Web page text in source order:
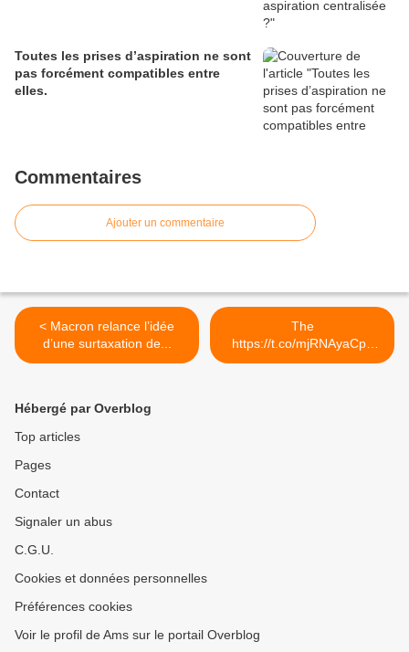
Toutes les prises d’aspiration ne sont
pas forcément compatibles entre
elles.
Commentaires
Ajouter un commentaire
< Macron relance l’idée
d’une surtaxation de...
The
https://t.co/mjRNAyaCph
Daily est en ligne!... >
Hébergé par Overblog
Top articles
Pages
Contact
Signaler un abus
C.G.U.
Cookies et données personnelles
Préférences cookies
Voir le profil de Ams sur le portail Overblog